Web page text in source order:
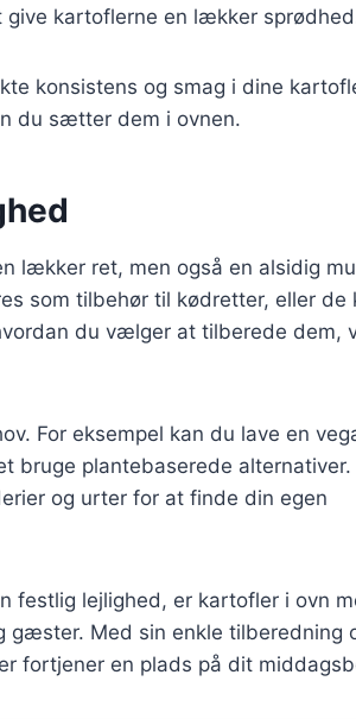
kartoflerne en lækker
konsistens og smag i dine
du sætter dem i ovnen.
lækker ret, men også en alsidig
som tilbehør til kødretter, eller de
du vælger at tilberede dem,
For eksempel kan du lave en
bruge plantebaserede alternativer.
og urter for at finde din egen
festlig lejlighed, er kartofler i ovn
Med sin enkle tilberedning
fortjener en plads på dit